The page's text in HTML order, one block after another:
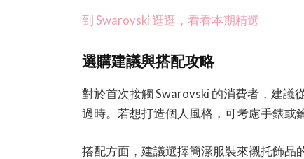
到 Swarovski 逛逛，看看本期精選
選購建議與搭配攻略
對於首次接觸 Swarovski 的消費者，建議
過時。若想打造個人風格，可考慮手錶或
搭配方面，建議選擇簡潔服裝來襯托飾品